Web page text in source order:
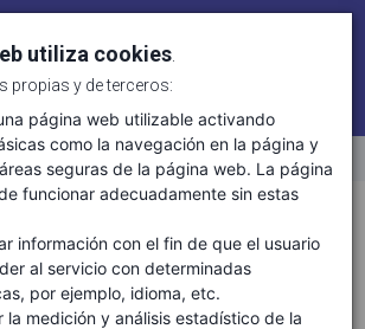
de la vida
utiliza cookies
propias y de terceros:
página web utilizable activando
como la navegación en la página y
seguras de la página web. La página
funcionar adecuadamente sin estas
información con el fin de que el usuario
al servicio con determinadas
por ejemplo, idioma, etc.
la medición y análisis estadístico de la
ASOCIADAS